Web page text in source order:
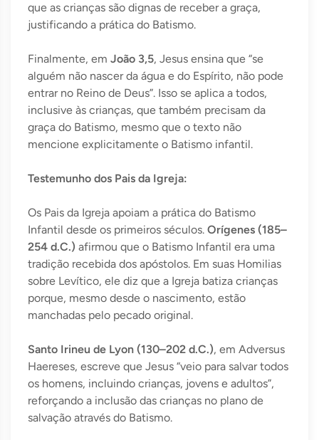
que as crianças são dignas de receber a graça,
justificando a prática do Batismo.
Finalmente, em João 3,5, Jesus ensina que “se
alguém não nascer da água e do Espírito, não pode
entrar no Reino de Deus”. Isso se aplica a todos,
inclusive às crianças, que também precisam da
graça do Batismo, mesmo que o texto não
mencione explicitamente o Batismo infantil.
Testemunho dos Pais da Igreja:
Os Pais da Igreja apoiam a prática do Batismo
Infantil desde os primeiros séculos. Orígenes (185–
254 d.C.) afirmou que o Batismo Infantil era uma
tradição recebida dos apóstolos. Em suas Homilias
sobre Levítico, ele diz que a Igreja batiza crianças
porque, mesmo desde o nascimento, estão
manchadas pelo pecado original.
Santo Irineu de Lyon (130–202 d.C.), em Adversus
Haereses, escreve que Jesus “veio para salvar todos
os homens, incluindo crianças, jovens e adultos”,
reforçando a inclusão das crianças no plano de
salvação através do Batismo.